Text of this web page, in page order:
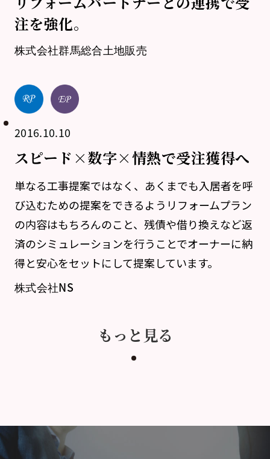
注を強化。
株式会社群馬総合土地販売
2016.10.10
スピード×数字×情熱で受注獲得へ
単なる工事提案ではなく、あくまでも入居者を呼
び込むための提案をできるようリフォームプラン
の内容はもちろんのこと、残債や借り換えなど返
済のシミュレーションを行うことでオーナーに納
得と安心をセットにして提案しています。
株式会社NS
もっと見る